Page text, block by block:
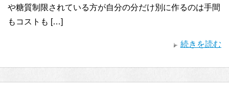
や糖質制限されている方が自分の分だけ別に作るのは手間
もコストも […]
続きを読む